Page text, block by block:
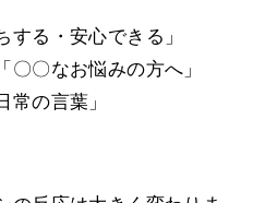
する・安心できる」
〇〇なお悩みの方へ」
常の言葉」